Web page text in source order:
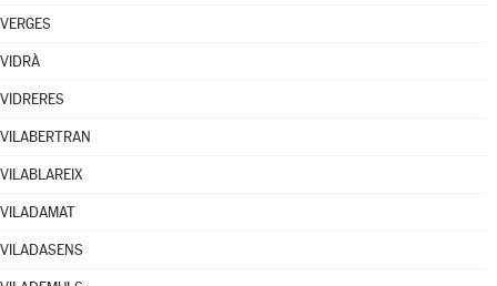
VERGES
VIDRÀ
VIDRERES
VILABERTRAN
VILABLAREIX
VILADAMAT
VILADASENS